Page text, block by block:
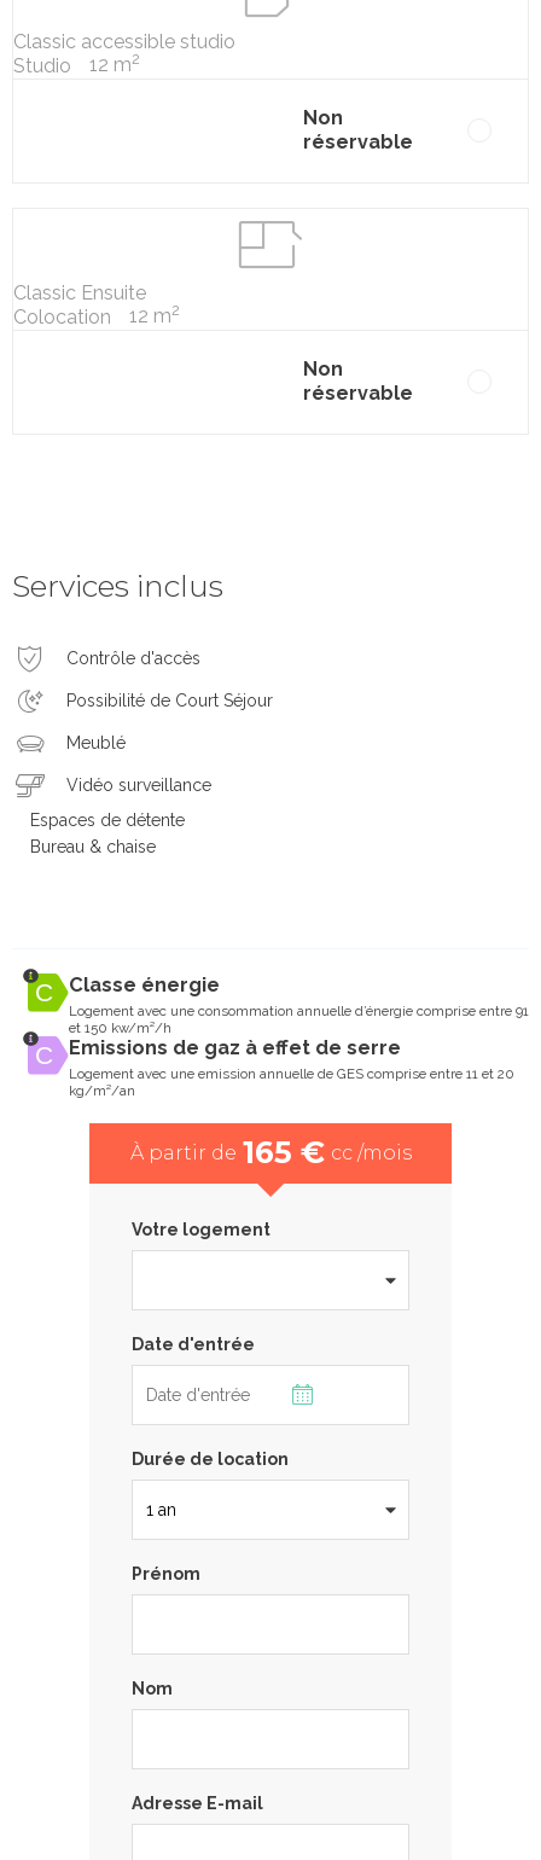
Classic accessible studio
Studio
12 m2
Non
réservable
Classic Ensuite
Colocation
12 m2
Non
réservable
Services inclus
Contrôle d'accès
Possibilité de Court Séjour
Meublé
Vidéo surveillance
Espaces de détente
Bureau & chaise
Classe énergie
Logement avec une consommation annuelle d’énergie comprise entre 91
et 150 kw/m²/h
Emissions de gaz à effet de serre
Logement avec une emission annuelle de GES comprise entre 11 et 20
kg/m²/an
À partir de 165 € cc /mois
Votre logement
Date d'entrée
Durée de location
Prénom
Nom
Adresse E-mail